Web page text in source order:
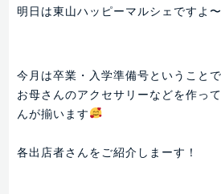
明日は東山ハッピーマルシェですよ
今月は卒業・入学準備号ということ
お母さんのアクセサリーなどを作っ
んが揃います
各出店者さんをご紹介しまーす！